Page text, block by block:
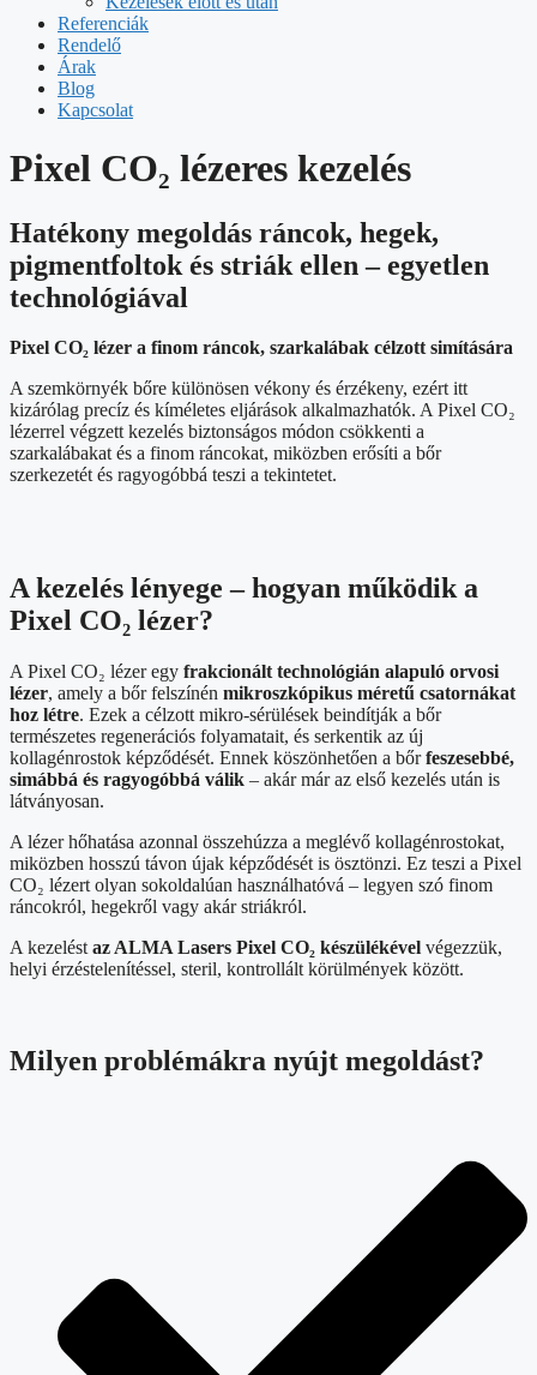
Referenciák
Rendelő
Árak
Blog
Kapcsolat
Pixel CO₂ lézeres kezelés
Hatékony megoldás ráncok, hegek,
pigmentfoltok és striák ellen – egyetlen
technológiával
Pixel CO₂ lézer a finom ráncok, szarkalábak célzott simítására
A szemkörnyék bőre különösen vékony és érzékeny, ezért itt
kizárólag precíz és kíméletes eljárások alkalmazhatók. A Pixel CO₂
lézerrel végzett kezelés biztonságos módon csökkenti a
szarkalábakat és a finom ráncokat, miközben erősíti a bőr
szerkezetét és ragyogóbbá teszi a tekintetet.
A kezelés lényege – hogyan működik a
Pixel CO₂ lézer?
A Pixel CO₂ lézer egy frakcionált technológián alapuló orvosi
lézer, amely a bőr felszínén mikroszkópikus méretű csatornákat
hoz létre. Ezek a célzott mikro-sérülések beindítják a bőr
természetes regenerációs folyamatait, és serkentik az új
kollagénrostok képződését. Ennek köszönhetően a bőrfeszesebbé,
simábbá és ragyogóbbá válik – akár már az első kezelés után is
látványosan.
A lézer hőhatása azonnal összehúzza a meglévő kollagénrostokat,
miközben hosszú távon újak képződését is ösztönzi. Ez teszi a Pixel
CO₂ lézert olyan sokoldalúan használhatóvá – legyen szó finom
ráncokról, hegekről vagy akár striákról.
A kezelést az ALMA Lasers Pixel CO₂ készülékével végezzük,
helyi érzéstelenítéssel, steril, kontrollált körülmények között.
Milyen problémákra nyújt megoldást?